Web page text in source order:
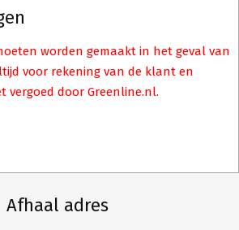
worden gemaakt in het geval van
voor rekening van de klant en
vergoed door Greenline.nl.
Afhaal adres